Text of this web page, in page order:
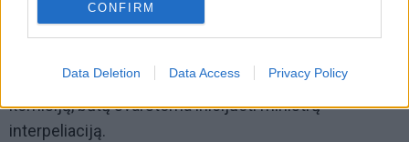
CONFIRM
Data Deletion Data Access Privacy Policy
prokuratūros draudimo skelbti šią informaciją nebuvo.
parlamentas nepalaikytų iniciatyvos suburti šią
komisiją, būtų svarstoma inicijuoti ministrų
interpeliaciją.